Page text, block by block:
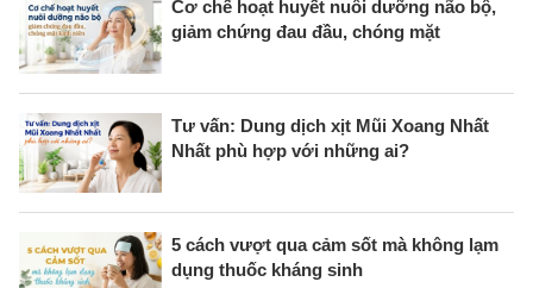
Cơ chế hoạt huyết nuôi dưỡng não bộ,
giảm chứng đau đầu, chóng mặt
Tư vấn: Dung dịch xịt Mũi Xoang Nhất
Nhất phù hợp với những ai?
5 cách vượt qua cảm sốt mà không lạm
dụng thuốc kháng sinh